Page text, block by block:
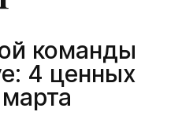
команды
4 ценных